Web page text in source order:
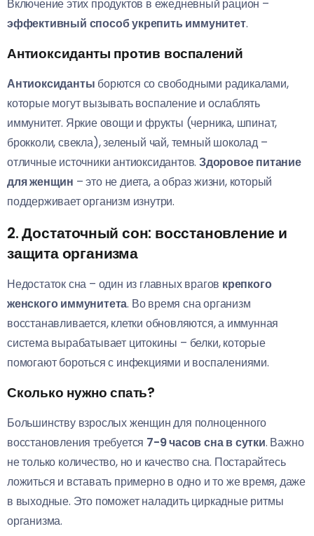
Включение этих продуктов в ежедневный рацион –
эффективный способ укрепить иммунитет.
Антиоксиданты против воспалений
Антиоксиданты борются со свободными радикалами,
которые могут вызывать воспаление и ослаблять
иммунитет. Яркие овощи и фрукты (черника, шпинат,
брокколи, свекла), зеленый чай, темный шоколад –
отличные источники антиоксидантов. Здоровое питание
для женщин – это не диета, а образ жизни, который
поддерживает организм изнутри.
2. Достаточный сон: восстановление и
защита организма
Недостаток сна – один из главных врагов крепкого
женского иммунитета. Во время сна организм
восстанавливается, клетки обновляются, а иммунная
система вырабатывает цитокины – белки, которые
помогают бороться с инфекциями и воспалениями.
Сколько нужно спать?
Большинству взрослых женщин для полноценного
восстановления требуется 7-9 часов сна в сутки. Важно
не только количество, но и качество сна. Постарайтесь
ложиться и вставать примерно в одно и то же время, даже
в выходные. Это поможет наладить циркадные ритмы
организма.